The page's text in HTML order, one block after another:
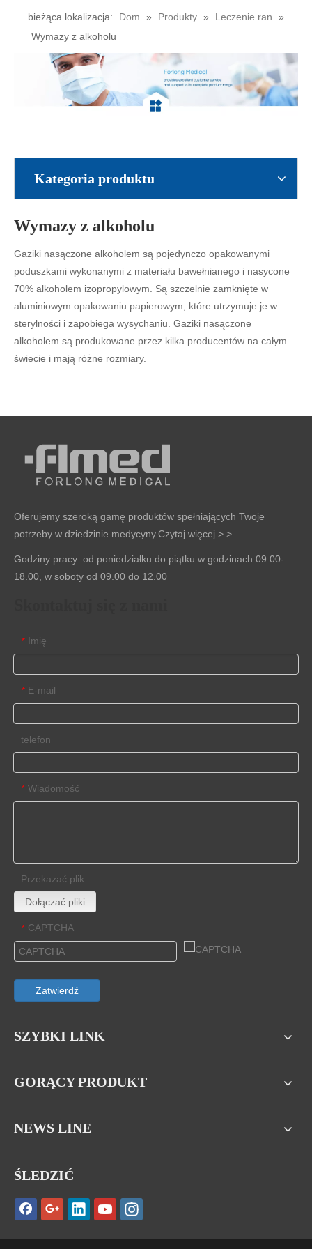
bieżąca lokalizacja: Dom » Produkty » Leczenie ran
»
Wymazy z alkoholu
Kategoria produktu
Wymazy z alkoholu
Gaziki nasączone alkoholem są pojedynczo opakowanymi
poduszkami wykonanymi z materiału bawełnianego i nasycone
70% alkoholem izopropylowym. Są szczelnie zamknięte w
aluminiowym opakowaniu papierowym, które utrzymuje je w
sterylności i zapobiega wysychaniu. Gaziki nasączone
alkoholem są produkowane przez kilka producentów na całym
świecie i mają różne rozmiary.
Oferujemy szeroką gamę produktów spełniających Twoje
potrzeby w dziedzinie medycyny.Czytaj więcej > >
Godziny pracy: od poniedziałku do piątku w godzinach 09.00-
18.00, w soboty od 09.00 do 12.00
* Imię
* E-mail
telefon
* Wiadomość
Przekazać plik
Dołączać pliki
* CAPTCHA
Zatwierdź
SZYBKI LINK
GORĄCY PRODUKT
NEWS LINE
ŚLEDZIĆ